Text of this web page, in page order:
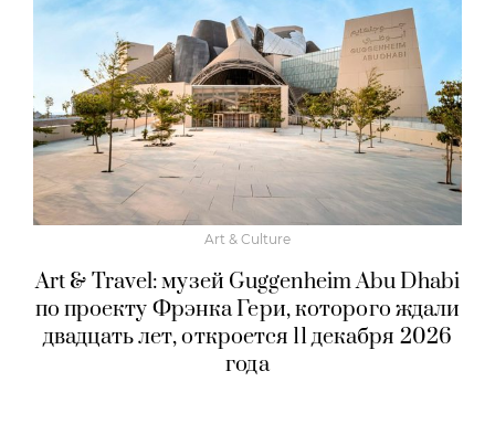
Art & Culture
Art & Travel: музей Guggenheim Abu Dhabi
по проекту Фрэнка Гери, которого ждали
двадцать лет, откроется 11 декабря 2026
года